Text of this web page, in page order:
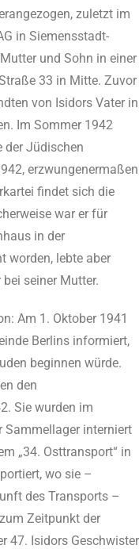
zuletzt im
in Siemensstadt-
und Sohn in einer
33 in Mitte. Zuvor
von Isidors Vater in
Im Sommer 1942
der Jüdischen
erzwungenermaßen
findet sich die
war er für
in der
worden, lebte aber
seiner Mutter.
Am 1. Oktober 1941
Berlins informiert,
beginnen würde.
den
Sie wurden im
Sammellager interniert
„34. Osttransport“ in
wo sie –
des Transports –
Zeitpunkt der
47. Isidors Geschwister